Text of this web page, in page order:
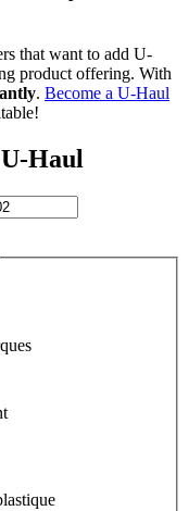
that want to add U-
product offering. With
. Become a U-Haul
Haul